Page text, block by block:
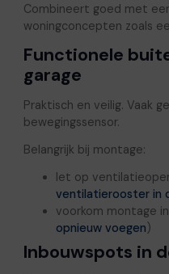
Combineert goed met
woningconcepten zoals
Functionele
garage
Praktisch en veilig. Vaak
bewegingssensor.
Belangrijk bij montage:
let op
ventilatierooster in
voorkom montage
opnieuw voegen)
Inbouwspots in